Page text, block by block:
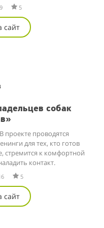
5
сайт
собак
проекте проводятся
для тех, кто готов
стремится к комфортной
контакт.
5
сайт